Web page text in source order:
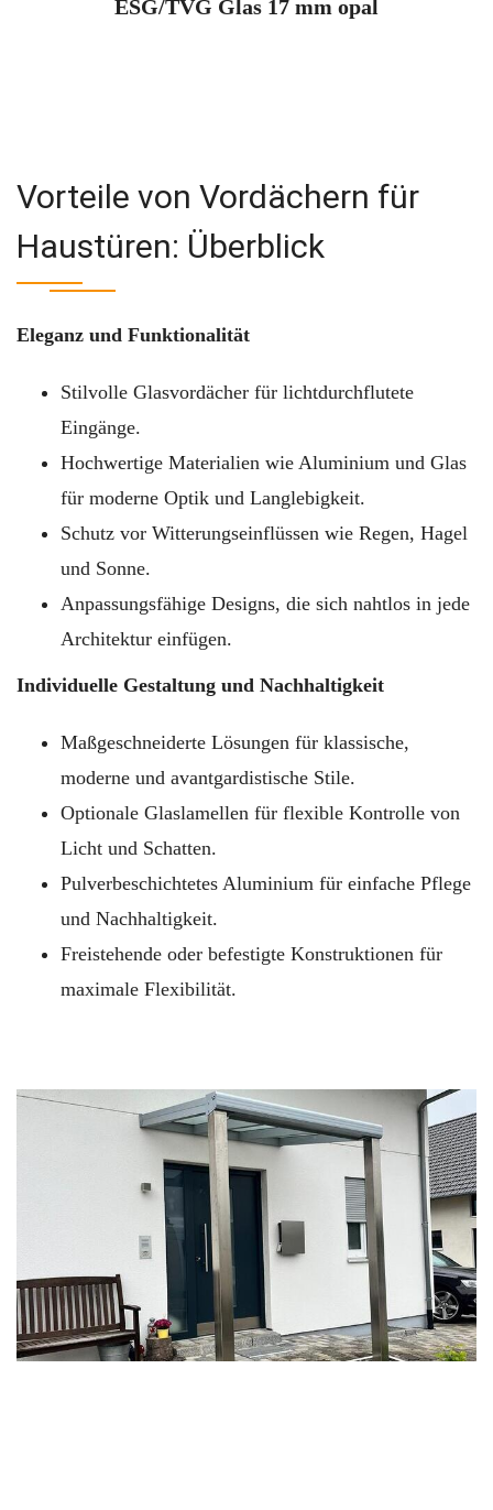
ESG/TVG Glas 17 mm opal
Vorteile von Vordächern für
Haustüren: Überblick
Eleganz und Funktionalität
Stilvolle Glasvordächer für lichtdurchflutete
Eingänge.
Hochwertige Materialien wie Aluminium und Glas
für moderne Optik und Langlebigkeit.
Schutz vor Witterungseinflüssen wie Regen, Hagel
und Sonne.
Anpassungsfähige Designs, die sich nahtlos in jede
Architektur einfügen.
Individuelle Gestaltung und Nachhaltigkeit
Maßgeschneiderte Lösungen für klassische,
moderne und avantgardistische Stile.
Optionale Glaslamellen für flexible Kontrolle von
Licht und Schatten.
Pulverbeschichtetes Aluminium für einfache Pflege
und Nachhaltigkeit.
Freistehende oder befestigte Konstruktionen für
maximale Flexibilität.